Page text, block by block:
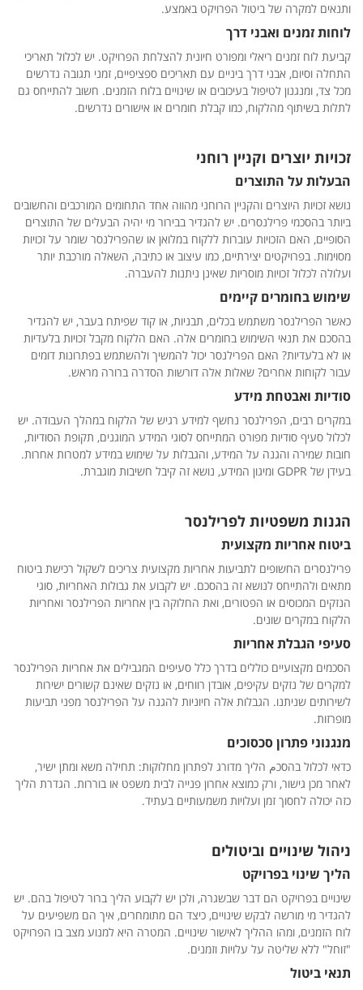
ותנאים למקרה של ביטול הפרויקט באמצע.
לוחות זמנים ואבני דרך
קביעת לוח זמנים ריאלי ומפורט חיונית להצלחת הפרויקט. יש לכלול תאריכי
התחלה וסיום, אבני דרך ביניים עם תאריכים ספציפיים, זמני תגובה נדרשים
מכל צד, ומנגנון לטיפול בעיכובים או שינויים בלוח הזמנים. חשוב להתייחס גם
לתלות בשיתוף מהלקוח, כמו קבלת חומרים או אישורים נדרשים.
זכויות יוצרים וקניין רוחני
הבעלות על התוצרים
נושא זכויות היוצרים והקניין הרוחני מהווה אחד התחומים המורכבים והחשובים
ביותר בהסכמי פרילנסרים. יש להגדיר בבירור מי יהיה הבעלים של התוצרים
הסופיים, האם הזכויות עוברות ללקוח במלואן או שהפרילנסר שומר על זכויות
מסוימות. בפרויקטים יצירתיים, כמו עיצוב או כתיבה, השאלה מורכבת יותר
ועלולה לכלול זכויות מוסריות שאינן ניתנות להעברה.
שימוש בחומרים קיימים
כאשר הפרילנסר משתמש בכלים, תבניות, או קוד שפיתח בעבר, יש להגדיר
בהסכם את תנאי השימוש בחומרים אלה. האם הלקוח מקבל זכויות בלעדיות
או לא בלעדיות? האם הפרילנסר יכול להמשיך ולהשתמש בפתרונות דומים
עבור לקוחות אחרים? שאלות אלה דורשות הסדרה ברורה מראש.
סודיות ואבטחת מידע
במקרים רבים, הפרילנסר נחשף למידע רגיש של הלקוח במהלך העבודה. יש
לכלול סעיף סודיות מפורט המתייחס לסוגי המידע המוגנים, תקופת הסודיות,
חובות שמירה והגנה על המידע, והגבלות על שימוש במידע למטרות אחרות.
בעידן של GDPR ומיגון המידע, נושא זה קיבל חשיבות מוגברת.
הגנות משפטיות לפרילנסר
ביטוח אחריות מקצועית
פרילנסרים החשופים לתביעות אחריות מקצועית צריכים לשקול רכישת ביטוח
מתאים ולהתייחס לנושא זה בהסכם. יש לקבוע את גבולות האחריות, סוגי
הנזקים המכוסים או הפטורים, ואת החלוקה בין אחריות הפרילנסר ואחריות
הלקוח במקרים שונים.
סעיפי הגבלת אחריות
הסכמים מקצועיים כוללים בדרך כלל סעיפים המגבילים את אחריות הפרילנסר
למקרים של נזקים עקיפים, אובדן רווחים, או נזקים שאינם קשורים ישירות
לשירותים שניתנו. הגבלות אלה חיוניות להגנה על הפרילנסר מפני תביעות
מופרזות.
מנגנוני פתרון סכסוכים
כדאי לכלול בהסכم הליך מדורג לפתרון מחלוקות: תחילה משא ומתן ישיר,
לאחר מכן גישור, ורק כמוצא אחרון פנייה לבית משפט או בוררות. הגדרת הליך
כזה יכולה לחסוך זמן ועלויות משמעותיים בעתיד.
ניהול שינויים וביטולים
הליך שינוי בפרויקט
שינויים בפרויקט הם דבר שבשגרה, ולכן יש לקבוע הליך ברור לטיפול בהם. יש
להגדיר מי מורשה לבקש שינויים, כיצד הם מתומחרים, איך הם משפיעים על
לוח הזמנים, ומהו ההליך לאישור שינויים. המטרה היא למנוע מצב בו הפרויקט
"זוחל" ללא שליטה על עלויות וזמנים.
תנאי ביטול